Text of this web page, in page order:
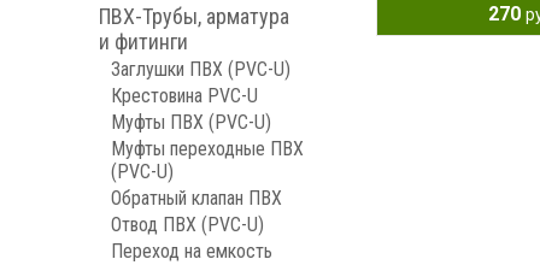
ПВХ-Трубы, арматура
и фитинги
Заглушки ПВХ (PVC-U)
Крестовина PVC-U
Муфты ПВХ (PVC-U)
Муфты переходные ПВХ
(PVC-U)
Обратный клапан ПВХ
Отвод ПВХ (PVC-U)
Переход на емкость
270